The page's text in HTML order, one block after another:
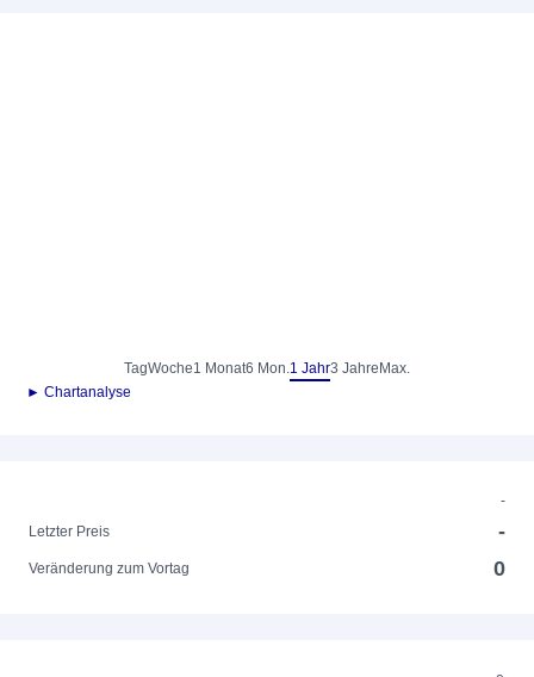
TagWoche1 Monat6 Mon.1 Jahr3 Jahre Max.
► Chartanalyse
-
Letzter Preis
-
Veränderung zum Vortag 0